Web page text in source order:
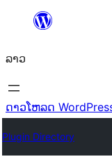
ທີ່
ເນື້ອຫາ
ລາວ
ດາວໂຫລດ
Plugin Directory